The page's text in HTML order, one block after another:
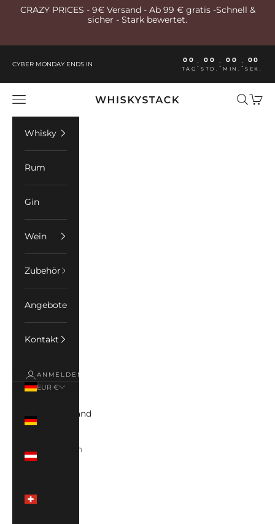
Zum Inhalt springen
CRAZY PRICES - 9€ Versand - Ab 99 € gratis -Schnell &
sicher - Stark bewertet.
CYBER MONDAY ENDS IN 00
TAG : 00
STD. : 00
MIN. : 00
SEK.
Whiskystack Germany
Menü Suchen
Whisky
Rum
Gin
Wein
Zubehör
Angebote
Kontakt
ANMELDEN
EUR €
Deutschland
Österreich